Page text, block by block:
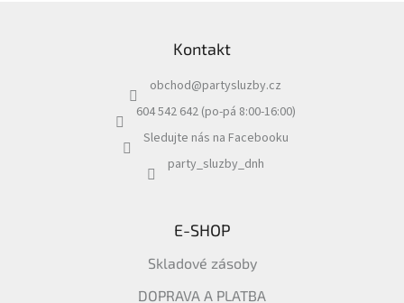
y
v
p
i
u
Kontakt
obchod@partysluzby.cz
604 542 642 (po-pá 8:00-16:00)
Sledujte nás na Facebooku
party_sluzby_dnh
E-SHOP
Skladové zásoby
DOPRAVA A PLATBA